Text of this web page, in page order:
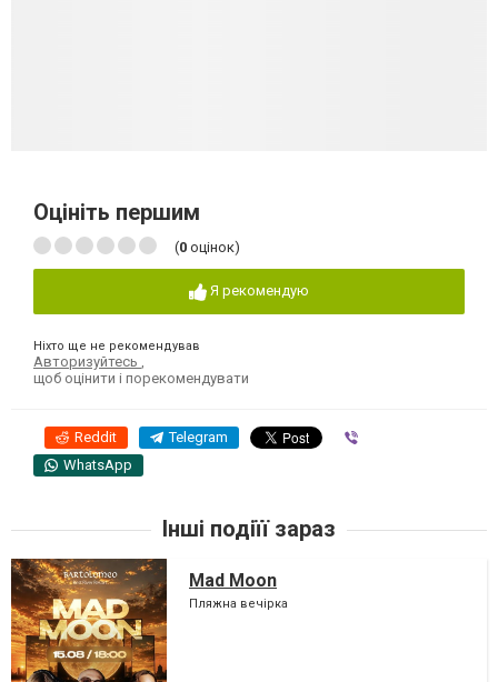
Оцініть першим
(0 оцінок)
Я рекомендую
Ніхто ще не рекомендував
Авторизуйтесь
щоб оцінити і порекомендувати
Reddit Telegram
WhatsApp
Інші подіїї зараз
Mad Moon
Пляжна вечірка